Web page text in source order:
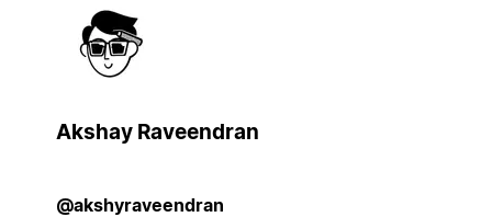
Akshay Raveendran
@akshyraveendran